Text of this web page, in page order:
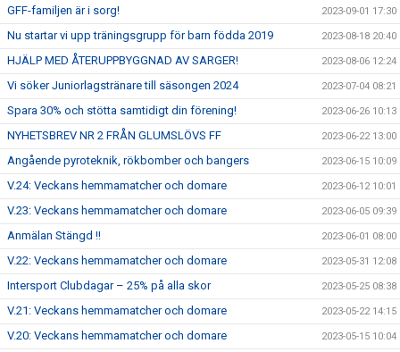
GFF-familjen är i sorg! 2023-09-01 17:30
Nu startar vi upp träningsgrupp för barn födda 2019 2023-08-18 20:40
HJÄLP MED ÅTERUPPBYGGNAD AV SARGER! 2023-08-06 12:24
Vi söker Juniorlagstränare till säsongen 2024 2023-07-04 08:21
Spara 30% och stötta samtidigt din förening! 2023-06-26 10:13
NYHETSBREV NR 2 FRÅN GLUMSLÖVS FF 2023-06-22 13:00
Angående pyroteknik, rökbomber och bangers 2023-06-15 10:09
V.24: Veckans hemmamatcher och domare 2023-06-12 10:01
V.23: Veckans hemmamatcher och domare 2023-06-05 09:39
Anmälan Stängd !! 2023-06-01 08:00
V.22: Veckans hemmamatcher och domare 2023-05-31 12:08
Intersport Clubdagar – 25% på alla skor 2023-05-25 08:38
V.21: Veckans hemmamatcher och domare 2023-05-22 14:15
V.20: Veckans hemmamatcher och domare 2023-05-15 10:04